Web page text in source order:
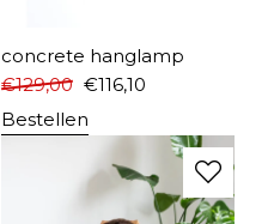
concrete hanglamp
€129,00 €116,10
Bestellen